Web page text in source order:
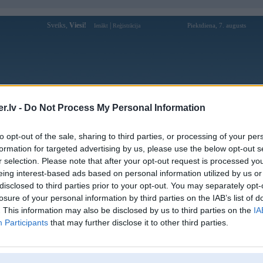
- Do Not Process My Personal Information
opt-out of the sale, sharing to third parties, or processing of your
for targeted advertising by us, please use the below opt-out
selection. Please note that after your opt-out request is processed
interest-based ads based on personal information utilized by us
to third parties prior to your opt-out. You may separately
of your personal information by third parties on the IAB’s list of
This information may also be disclosed by us to third parties on the
Participants that may further disclose it to other third parties.
Sveiks, Viesi! Ienākt Reģistrācija Piektdiena, 7. augusts
Forums Galerijas Reģistrācija Lietotāji
Lietotāja jalwagameit profils
Lietotājvārds:
jalwagameit
Nodarbošanās:
jalwa game
Ziņojumi forumā:
0
[Pēdējie ziņojumi forumā]